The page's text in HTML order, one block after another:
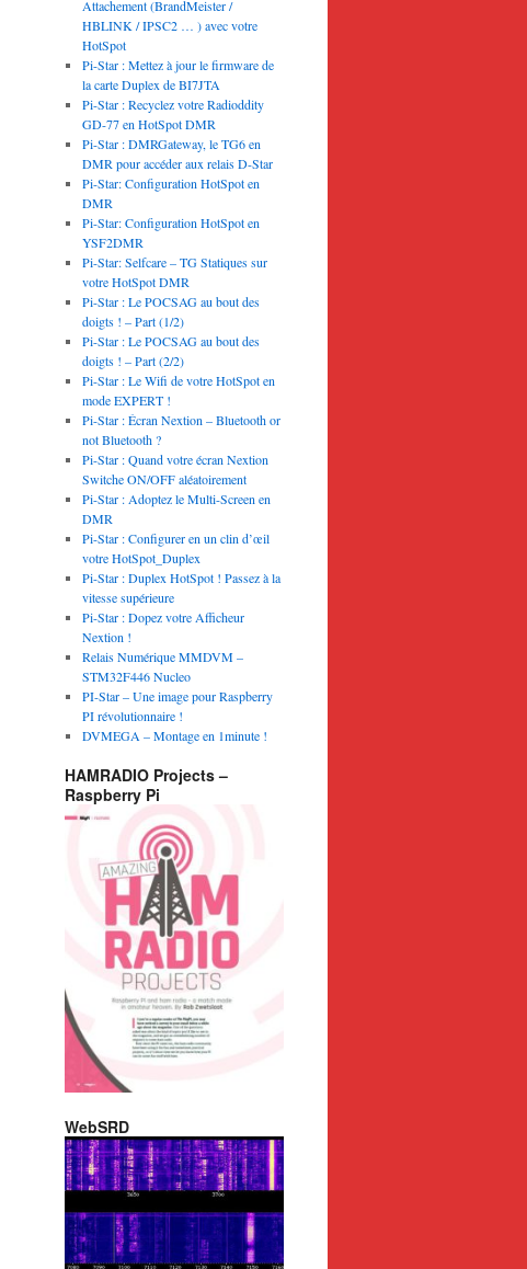
Attachement (BrandMeister /
HBLINK / IPSC2 … ) avec votre
HotSpot
Pi-Star : Mettez à jour le firmware de
la carte Duplex de BI7JTA
Pi-Star : Recyclez votre Radioddity
GD-77 en HotSpot DMR
Pi-Star : DMRGateway, le TG6 en
DMR pour accéder aux relais D-Star
Pi-Star: Configuration HotSpot en
DMR
Pi-Star: Configuration HotSpot en
YSF2DMR
Pi-Star: Selfcare – TG Statiques sur
votre HotSpot DMR
Pi-Star : Le POCSAG au bout des
doigts ! – Part (1/2)
Pi-Star : Le POCSAG au bout des
doigts ! – Part (2/2)
Pi-Star : Le Wifi de votre HotSpot en
mode EXPERT !
Pi-Star : Écran Nextion – Bluetooth or
not Bluetooth ?
Pi-Star : Quand votre écran Nextion
Switche ON/OFF aléatoirement
Pi-Star : Adoptez le Multi-Screen en
DMR
Pi-Star : Configurer en un clin d’œil
votre HotSpot_Duplex
Pi-Star : Duplex HotSpot ! Passez à la
vitesse supérieure
Pi-Star : Dopez votre Afficheur
Nextion !
Relais Numérique MMDVM –
STM32F446 Nucleo
PI-Star – Une image pour Raspberry
PI révolutionnaire !
DVMEGA – Montage en 1minute !
HAMRADIO Projects –
Raspberry Pi
WebSRD